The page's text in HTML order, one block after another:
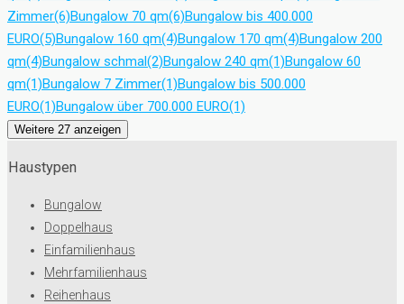
Zimmer(6)Bungalow 70 qm(6)Bungalow bis 400.000
EURO(5)Bungalow 160 qm(4)Bungalow 170 qm(4)Bungalow 200
qm(4)Bungalow schmal(2)Bungalow 240 qm(1)Bungalow 60
qm(1)Bungalow 7 Zimmer(1)Bungalow bis 500.000
EURO(1)Bungalow über 700.000 EURO(1)
Weitere 27 anzeigen
Haustypen
Bungalow
Doppelhaus
Einfamilienhaus
Mehrfamilienhaus
Reihenhaus